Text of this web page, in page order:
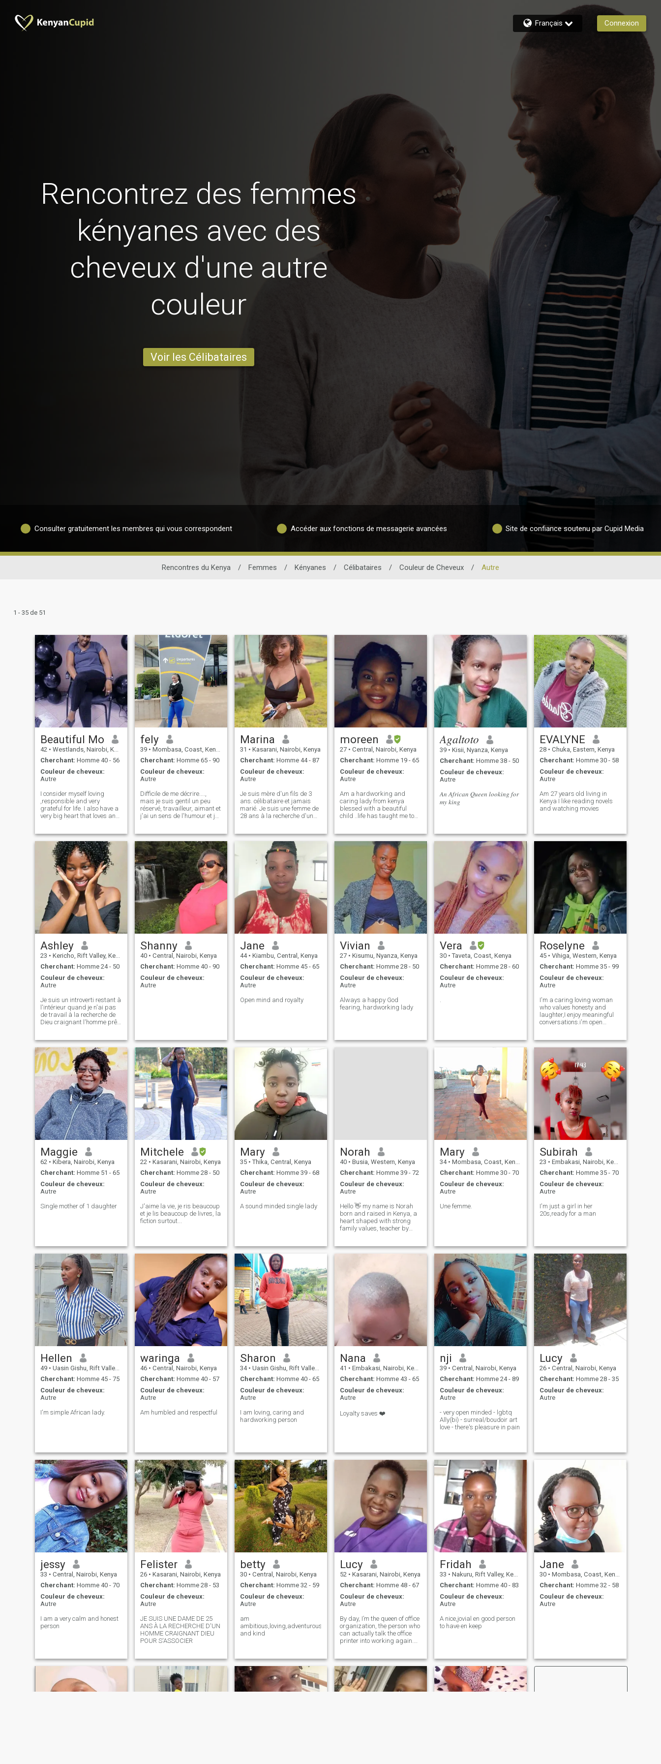
Français Connexion
Rencontrez des femmes
kényanes avec des
cheveux d'une autre
couleur
Voir les Célibataires
Consulter gratuitement les membres qui vous correspondent Accéder aux fonctions de messagerie avancées Site de confiance soutenu par Cupid Media
Rencontres du Kenya / Femmes / Kényanes / Célibataires / Couleur de Cheveux / Autre
1 - 35 de 51
Beautiful Mo
42 • Westlands, Nairobi, Kenya
Cherchant: Homme 40 - 56
Couleur de cheveux:
Autre
I consider myself loving
,responsible and very
grateful for life. I also have a
very big heart that loves and
respect because that's what
I do. Non smoker and prefer
to be with someone who
doesn't smoke
fely
39 • Mombasa, Coast, Kenya
Cherchant: Homme 65 - 90
Couleur de cheveux:
Autre
Difficile de me décrire....,
mais je suis gentil un peu
réservé, travailleur, aimant et
j'ai un sens de l'humour et je
nettoyage de la maison,
danser et visiter.J'aime me
garder en forme et en bonne
santé très important pour
moi.soyez prêt pour un check
up après la réunion.je ne suis
pas ici pour le
plaisir.recherche d'amour
mais pas désespéré.SI
VOUS ÊTES MOINS DE 50
ANS NE ME CONTACTER.LES
SCAMMEURS être PRÉVENU
je VAIS VOUS
BLOQUER.L'HOMME
CHANCEUX GAGNER.
Marina
31 • Kasarani, Nairobi, Kenya
Cherchant: Homme 44 - 87
Couleur de cheveux:
Autre
Je suis mère d'un fils de 3
ans. célibataire et jamais
marié. Je suis une femme de
28 ans à la recherche d'un
pour que j'aie un enfant. Je
suis créatrice de mode mais
je travaille actuellement dans
une entreprise industrielle en
tant que concepteur et
coupeur de tissus.
moreen
27 • Central, Nairobi, Kenya
Cherchant: Homme 19 - 65
Couleur de cheveux:
Autre
Am a hardworking and
caring lady from kenya
blessed with a beautiful
child ..life has taught me to
love
𝐴𝑔𝑎𝑙𝑡𝑜𝑡𝑜
39 • Kisii, Nyanza, Kenya
Cherchant: Homme 38 - 50
Couleur de cheveux:
Autre
𝐴𝑛 𝐴𝑓𝑟𝑖𝑐𝑎𝑛 𝑄𝑢𝑒𝑒𝑛 𝑙𝑜𝑜𝑘𝑖𝑛𝑔 𝑓𝑜𝑟
𝑚𝑦 𝑘𝑖𝑛𝑔
EVALYNE
28 • Chuka, Eastern, Kenya
Cherchant: Homme 30 - 58
Couleur de cheveux:
Autre
Am 27 years old living in
Kenya I like reading novels
and watching movies
Ashley
23 • Kericho, Rift Valley, Kenya
Cherchant: Homme 24 - 50
Couleur de cheveux:
Autre
Je suis un introverti restant à
l'intérieur quand je n'ai pas
de travail à la recherche de
Dieu craignant l'homme prêt
Shanny
40 • Central, Nairobi, Kenya
Cherchant: Homme 40 - 90
Couleur de cheveux:
Autre
Jane
44 • Kiambu, Central, Kenya
Cherchant: Homme 45 - 65
Couleur de cheveux:
Autre
Open mind and royalty
Vivian
27 • Kisumu, Nyanza, Kenya
Cherchant: Homme 28 - 50
Couleur de cheveux:
Autre
Always a happy God
fearing, hardworking lady
Vera
30 • Taveta, Coast, Kenya
Cherchant: Homme 28 - 60
Couleur de cheveux:
Autre
Roselyne
45 • Vihiga, Western, Kenya
Cherchant: Homme 35 - 99
Couleur de cheveux:
Autre
I'm a caring loving woman
who values honesty and
laughter,I enjoy meaningful
conversations.i'm open
wants and is ready for real
Maggie
62 • Kibera, Nairobi, Kenya
Cherchant: Homme 51 - 65
Couleur de cheveux:
Autre
Single mother of 1 daughter
Mitchele
22 • Kasarani, Nairobi, Kenya
Cherchant: Homme 28 - 50
Couleur de cheveux:
Autre
J'aime la vie, je ris beaucoup
et je lis beaucoup de livres, la
fiction surtout...
Mary
35 • Thika, Central, Kenya
Cherchant: Homme 39 - 68
Couleur de cheveux:
Autre
A sound minded single lady
Norah
40 • Busia, Western, Kenya
Cherchant: Homme 39 - 72
Couleur de cheveux:
Autre
Hello 👋 my name is Norah
born and raised in Kenya, a
heart shaped with strong
family values, teacher by
old
Mary
34 • Mombasa, Coast, Kenya
Cherchant: Homme 30 - 70
Couleur de cheveux:
Autre
Une femme.
Subirah
23 • Embakasi, Nairobi, Kenya
Cherchant: Homme 35 - 70
Couleur de cheveux:
Autre
I'm just a girl in her
20s,ready for a man
Hellen
49 • Uasin Gishu, Rift Valley, Kenya
Cherchant: Homme 45 - 75
Couleur de cheveux:
Autre
I'm simple African lady.
waringa
46 • Central, Nairobi, Kenya
Cherchant: Homme 40 - 57
Couleur de cheveux:
Autre
Am humbled and respectful
Sharon
34 • Uasin Gishu, Rift Valley, Kenya
Cherchant: Homme 40 - 65
Couleur de cheveux:
Autre
I am loving, caring and
hardworking person
Nana
41 • Embakasi, Nairobi, Kenya
Cherchant: Homme 43 - 65
Couleur de cheveux:
Autre
Loyalty saves ❤️
nji
39 • Central, Nairobi, Kenya
Cherchant: Homme 24 - 89
Couleur de cheveux:
Autre
- very open minded - lgbtq
Ally(bi) - surreal/boudoir art
love - there's pleasure in pain
Lucy
26 • Central, Nairobi, Kenya
Cherchant: Homme 28 - 35
Couleur de cheveux:
Autre
jessy
33 • Central, Nairobi, Kenya
Cherchant: Homme 40 - 70
Couleur de cheveux:
Autre
I am a very calm and honest
person
Felister
26 • Kasarani, Nairobi, Kenya
Cherchant: Homme 28 - 53
Couleur de cheveux:
Autre
JE SUIS UNE DAME DE 25
ANS À LA RECHERCHE D'UN
HOMME CRAIGNANT DIEU
POUR S'ASSOCIER
betty
30 • Central, Nairobi, Kenya
Cherchant: Homme 32 - 59
Couleur de cheveux:
Autre
am
ambitious,loving,adventurous
and kind
Lucy
52 • Kasarani, Nairobi, Kenya
Cherchant: Homme 48 - 67
Couleur de cheveux:
Autre
By day, I’m the queen of office
organization, the person who
can actually talk the office
printer into working again.
leave the schedules behind
for good food, deep laughs,
and beautiful suns
Fridah
33 • Nakuru, Rift Valley, Kenya
Cherchant: Homme 40 - 83
Couleur de cheveux:
Autre
A nice,jovial en good person
to have en keep
Jane
30 • Mombasa, Coast, Kenya
Cherchant: Homme 32 - 58
Couleur de cheveux:
Autre